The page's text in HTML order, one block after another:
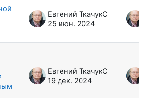
Евгений ТкачукС
25 июн. 2024
Евгений ТкачукС
19 дек. 2024